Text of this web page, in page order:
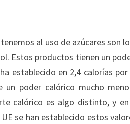
al uso de azúcares son
Estos productos tienen un
establecido en 2,4 calorías
un poder calórico mucho
calórico es algo distinto, y
se han establecido estos